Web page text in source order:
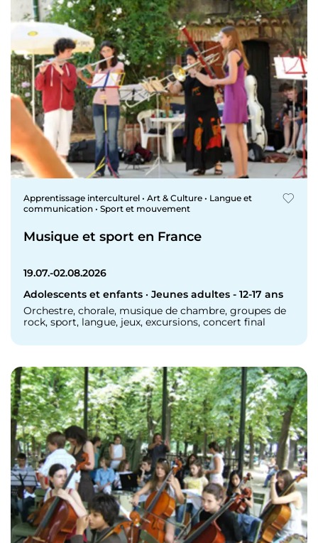
Apprentissage interculturel • Art & Culture • Langue et
communication • Sport et mouvement
Musique et sport en France
19.07.-02.08.2026
Adolescents et enfants · Jeunes adultes - 12-17 ans
Orchestre, chorale, musique de chambre, groupes de
rock, sport, langue, jeux, excursions, concert final